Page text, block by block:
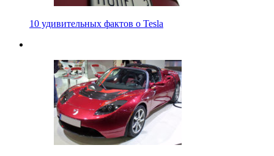
10 удивительных фактов о Tesla